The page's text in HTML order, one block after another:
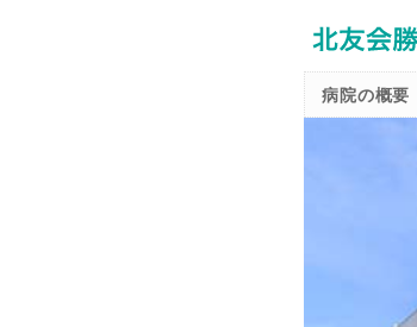
病院の概要